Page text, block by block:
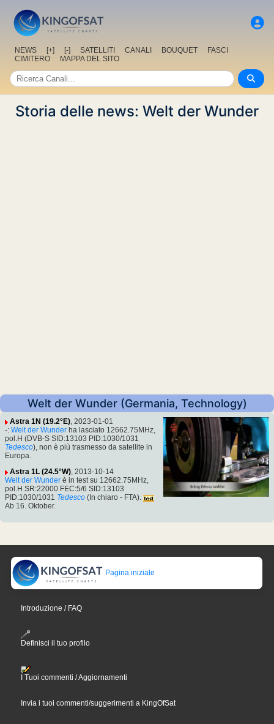
NEWS [+] [-] SATELLITI CANALI BOUQUET
FASCI
CIMITERO
MAPPA DEL SITO
Storia delle news: Welt der Wunder
Welt der Wunder (Germania, Technology)
Astra 1N (19.2°E), 2023-01-01
-: Welt der Wunder ha lasciato 12662.75MHz,
pol.H (DVB-S SID:13103 PID:1030/1031
Tedesco), non è più trasmesso da satellite in
Europa.
Astra 1L (24.5°W), 2013-10-14
Welt der Wunder è in test su 12662.75MHz,
pol.H SR:22000 FEC:5/6 SID:13103
PID:1030/1031 Tedesco (In chiaro - FTA).
Ab 16. Oktober.
Pagina iniziale
Introduzione / FAQ
Definisci il tuo profilo
I Tuoi commenti / Aggiornamenti
Invia i tuoi commenti/suggerimenti a KingOfSat